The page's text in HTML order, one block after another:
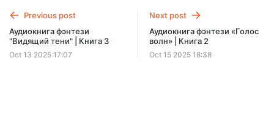
Offer ends 08 August.
Previous post
Аудиокнига фэнтези
"Видящий тени" | Книга 3
Oct 13 2025 17:07
Next post
Аудиокнига фэнтези «Голос
волн» | Книга 2
Oct 15 2025 18:38